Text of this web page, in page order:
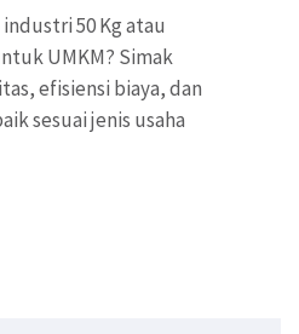
50 Kg atau
UMKM? Simak
efisiensi biaya, dan
sesuai jenis usaha